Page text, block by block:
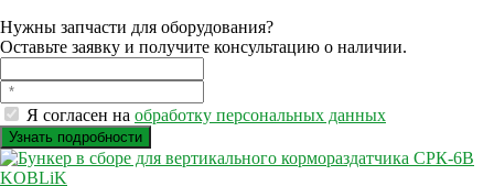
Нужны запчасти для оборудования?
Оставьте заявку и получите консультацию о наличии.
Я согласен на обработку персональных данных